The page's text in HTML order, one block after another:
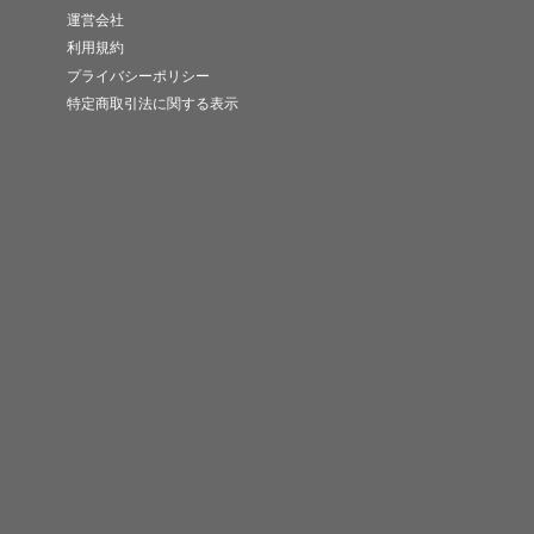
運営会社
利用規約
プライバシーポリシー
特定商取引法に関する表示